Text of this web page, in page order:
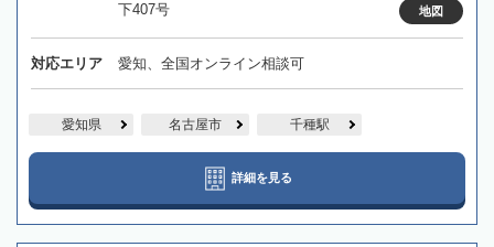
下407号
地図
対応エリア 愛知、全国オンライン相談可
愛知県 名古屋市 千種駅
詳細を見る